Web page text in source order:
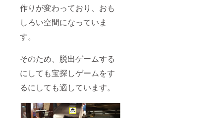
作りが変わっており、おも
しろい空間になっていま
す。
そのため、脱出ゲームする
にしても宝探しゲームをす
るにしても適しています。